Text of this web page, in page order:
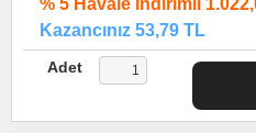
Kazancınız 53,79 TL
Adet